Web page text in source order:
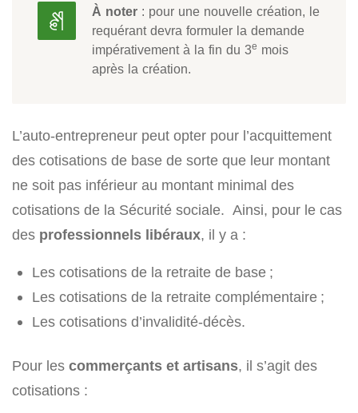
À noter : pour une nouvelle création, le
requérant devra formuler la demande
impérativement à la fin du 3e mois
après la création.
L’auto-entrepreneur peut opter pour l’acquittement
des cotisations de base de sorte que leur montant
ne soit pas inférieur au montant minimal des
cotisations de la Sécurité sociale. Ainsi, pour le cas
des professionnels libéraux, il y a :
Les cotisations de la retraite de base ;
Les cotisations de la retraite complémentaire ;
Les cotisations d’invalidité-décès.
Pour les commerçants et artisans, il s’agit des
cotisations :